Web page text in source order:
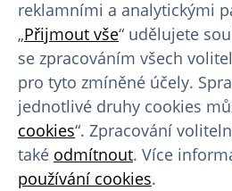
Přečtěte si
reklamními a analytickými
„Přijmout vše“ udělujete
se zpracováním všech
pro tyto zmíněné účely.
jednotlivé druhy cookies
cookies“. Zpracování
také odmítnout. Více
používání cookies.